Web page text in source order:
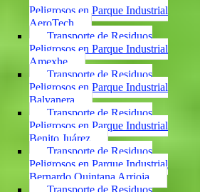
Peligrosos en Parque Industrial
AeroTech
Transporte de Residuos
Peligrosos en Parque Industrial
Amexhe
Transporte de Residuos
Peligrosos en Parque Industrial
Balvanera
Transporte de Residuos
Peligrosos en Parque Industrial
Benito Juárez
Transporte de Residuos
Peligrosos en Parque Industrial
Bernardo Quintana Arrioja
Transporte de Residuos